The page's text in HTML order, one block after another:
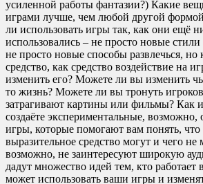
усиленной работы фантазии?) Какие
играми лучше, чем любой другой
ли использовать игры так, как они ещё
использовались – не просто новые стили
не просто новые способы развлечься, но
средство, как средство воздействие на
изменить его? Можете ли вы изменить
то жизнь? Можете ли вы тронуть
затрагивают картины или фильмы? Как
создаёте экспериментальные, возможно,
игры, которые помогают вам понять,
выразительное средство могут и чего
возможно, не заинтересуют широкую
дадут множество идей тем, кто работает
может использовать ваши игры и